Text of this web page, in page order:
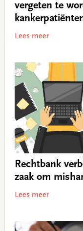
vergeten te
Lees meer
Rechtbank
zaak om
Lees meer